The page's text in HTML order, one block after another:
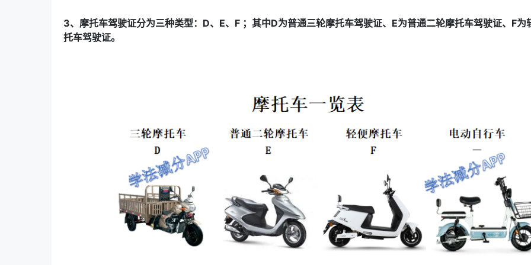
3、摩托车驾驶证分为三种类型：D、E、F ；其中D为普通三轮摩托车驾驶证、E为普通二轮摩托车驾驶证、F为
托车驾驶证。